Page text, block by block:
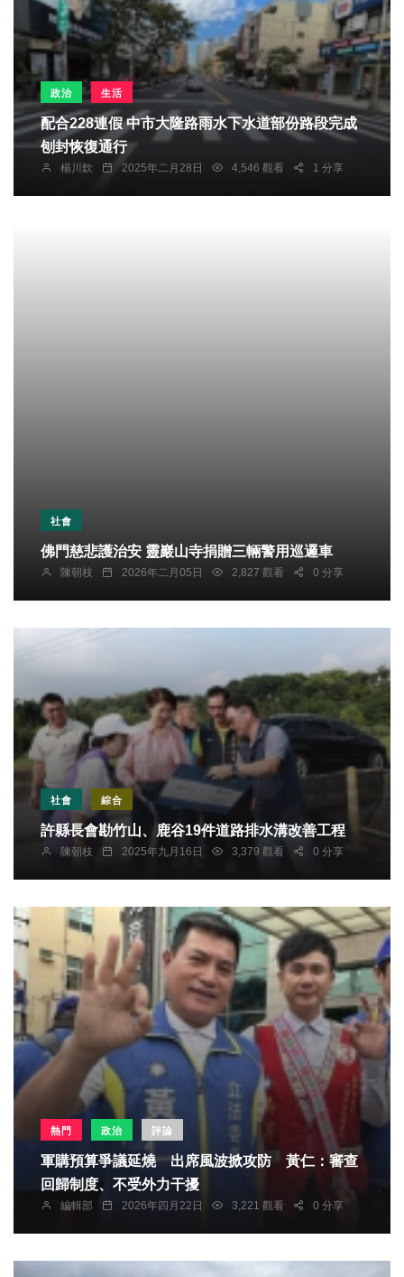
政治 生活
配合228連假 中市大隆路雨水下水道部份路段完成
刨封恢復通行
楊川欽 2025年二月28日 4,546 觀看 1 分享
社會
佛門慈悲護治安 靈巖山寺捐贈三輛警用巡邏車
陳朝枝 2026年二月05日 2,827 觀看 0 分享
社會 綜合
許縣長會勘竹山、鹿谷19件道路排水溝改善工程
陳朝枝 2025年九月16日 3,379 觀看 0 分享
熱門 政治 評論
軍購預算爭議延燒 出席風波掀攻防 黃仁：審查
回歸制度、不受外力干擾
編輯部 2026年四月22日 3,221 觀看 0 分享